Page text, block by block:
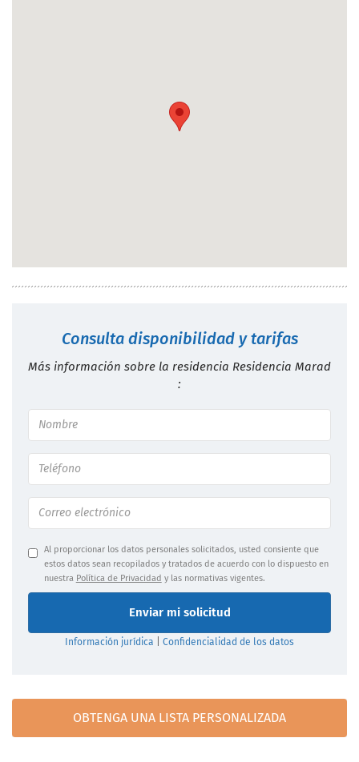
Consulta disponibilidad y tarifas
Más información sobre la residencia Residencia Marad
:
Al proporcionar los datos personales solicitados, usted consiente que
estos datos sean recopilados y tratados de acuerdo con lo dispuesto en
nuestra Política de Privacidad y las normativas vigentes.
Enviar mi solicitud
Información jurídica Confidencialidad de los datos
OBTENGA UNA LISTA PERSONALIZADA